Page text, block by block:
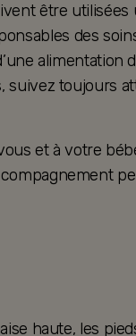
être
des
alimentation
suivez toujours
et à votre
haute, les